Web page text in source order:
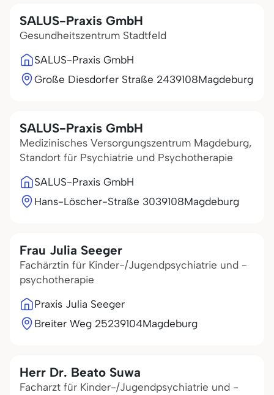
SALUS-Praxis GmbH
Gesundheitszentrum Stadtfeld
SALUS-Praxis GmbH
Große Diesdorfer Straße 2439108Magdeburg
SALUS-Praxis GmbH
Medizinisches Versorgungszentrum Magdeburg,
Standort für Psychiatrie und Psychotherapie
SALUS-Praxis GmbH
Hans-Löscher-Straße 3039108Magdeburg
Frau Julia Seeger
Fachärztin für Kinder-/Jugendpsychiatrie und -
psychotherapie
Praxis Julia Seeger
Breiter Weg 25239104Magdeburg
Herr Dr. Beato Suwa
Facharzt für Kinder-/Jugendpsychiatrie und -